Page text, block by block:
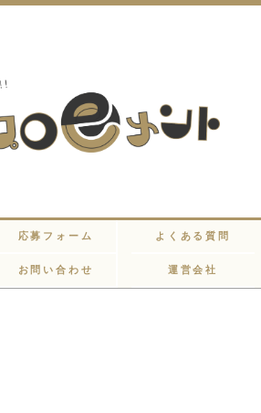
応募フォーム よくある質問
お問い合わせ 運営会社